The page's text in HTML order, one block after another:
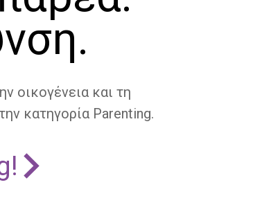
οικογένεια και τη
κατηγορία Parenting.